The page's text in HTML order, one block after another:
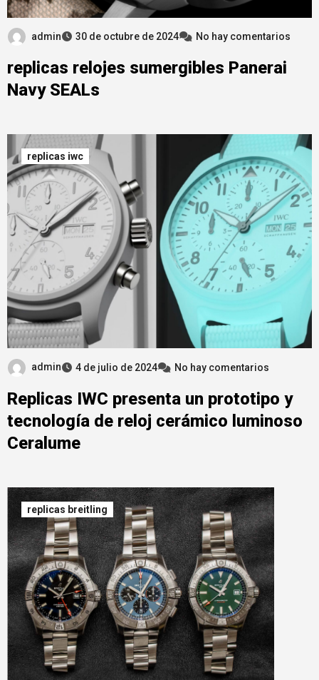
admin 30 de octubre de 2024 No hay comentarios
replicas relojes sumergibles Panerai
Navy SEALs
replicas iwc
admin 4 de julio de 2024 No hay comentarios
Replicas IWC presenta un prototipo y
tecnología de reloj cerámico luminoso
Ceralume
replicas breitling